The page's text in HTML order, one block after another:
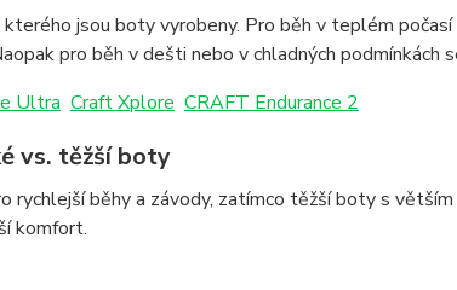
jsou boty vyrobeny. Pro běh v teplém
pro běh v dešti nebo v chladných
Ultra Craft Xplore CRAFT Endurance 2
vs. těžší boty
rychlejší běhy a závody, zatímco těžší boty s
komfort.